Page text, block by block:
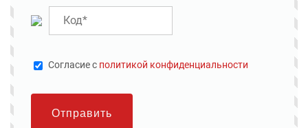
Cогласие с политикой конфиденциальности
Отправить